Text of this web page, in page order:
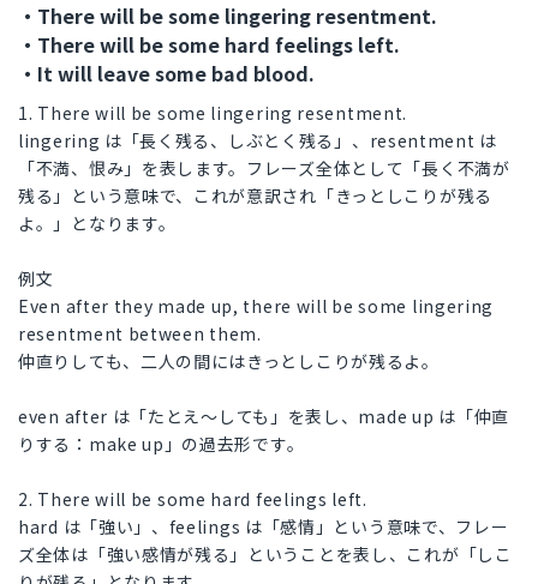
・There will be some lingering resentment.
・There will be some hard feelings left.
・It will leave some bad blood.
1. There will be some lingering resentment.
lingering は「長く残る、しぶとく残る」、resentment は
「不満、恨み」を表します。フレーズ全体として「長く不満が
残る」という意味で、これが意訳され「きっとしこりが残る
よ。」となります。
例文
Even after they made up, there will be some lingering
resentment between them.
仲直りしても、二人の間にはきっとしこりが残るよ。
even after は「たとえ～しても」を表し、made up は「仲直
りする：make up」の過去形です。
2. There will be some hard feelings left.
hard は「強い」、feelings は「感情」という意味で、フレー
ズ全体は「強い感情が残る」ということを表し、これが「しこ